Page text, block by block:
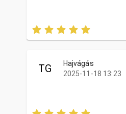
TG
Hajvágás
2025-11-18 13:23